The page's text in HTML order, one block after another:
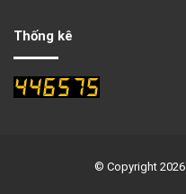
Thống kê
© Copyright 2026